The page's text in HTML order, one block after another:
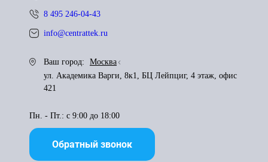
8 495 246-04-43
info@centrattek.ru
Ваш город:
Москва
ул. Академика Варги, 8к1, БЦ Лейпциг, 4 этаж, офис
421
Пн. - Пт.: с 9:00 до 18:00
Обратный звонок